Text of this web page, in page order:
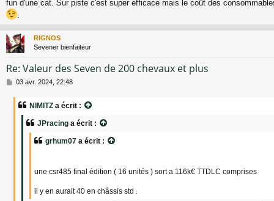
s
a
g
fun d'une cat. Sur piste c'est super efficace mais le coût des
.
RIGNOS
Sevener bienfaiteur
Re: Valeur des Seven de 200 chevaux et plus
M
03 avr. 2024, 22:48
NIMITZ a écrit :
JPracing a écrit :
grhum07 a écrit :
une csr485 final édition ( 16 unités ) sort a 116k€ TTDLC comprises
il y en aurait 40 en châssis std .